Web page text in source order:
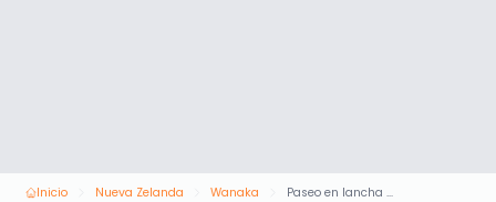
Inicio Nueva Zelanda Wanaka Paseo en lancha a motor en Wanaka y caminata por la naturaleza